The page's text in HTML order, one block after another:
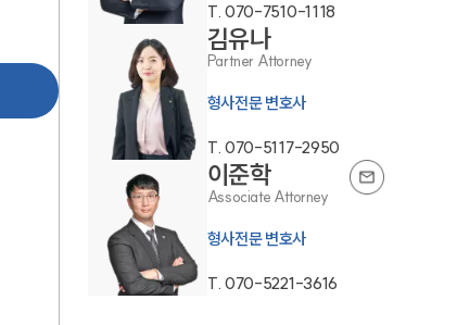
대륜의 강점
오시는 길
글로벌 파트너 로펌
고객의 소리
통합검색
AI대륜
T. 070-7510-1118
김유나
Partner Attorney
형사전문 변호사
T. 070-5117-2950
이준학
Associate Attorney
형사전문 변호사
T. 070-5221-3616